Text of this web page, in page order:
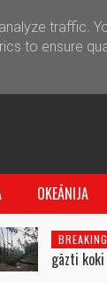
OKEĀNIJA
gāzti
traffic.
to ensure